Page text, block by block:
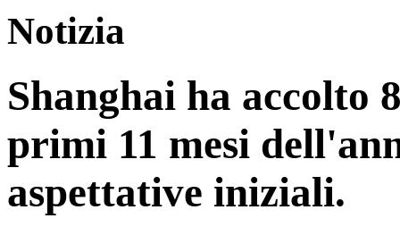
Notizia
Shanghai ha accolto
primi 11 mesi
aspettative iniziali.